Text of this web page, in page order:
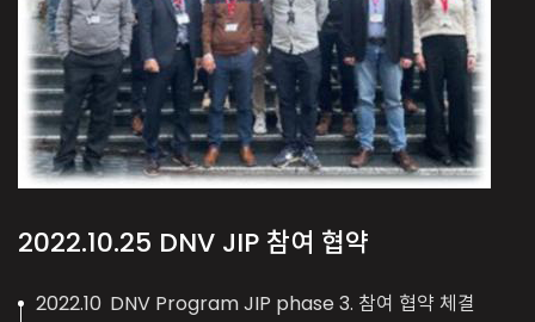
2022.10.25 DNV JIP 참여 협약
2022.10 DNV Program JIP phase 3. 참여 협약 체결